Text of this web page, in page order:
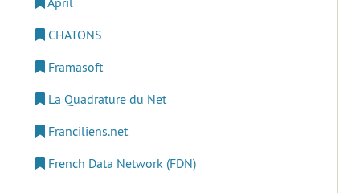
CHATONS
Framasoft
La Quadrature du Net
Franciliens.net
French Data Network (FDN)